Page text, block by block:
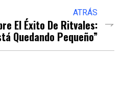
ATRÁS
El Éxito De Ritvales:
Quedando Pequeño”